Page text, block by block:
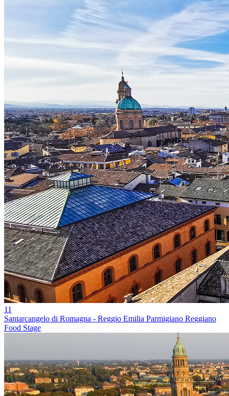
11
Santarcangelo di Romagna - Reggio Emilia Parmigiano Reggiano
Food Stage